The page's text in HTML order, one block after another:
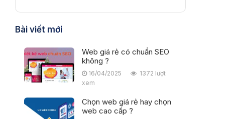
Bài viết mới
Web giá rẻ có chuẩn SEO
không ?
16/04/2025
1372 lượt
xem
Chọn web giá rẻ hay chọn
web cao cấp ?